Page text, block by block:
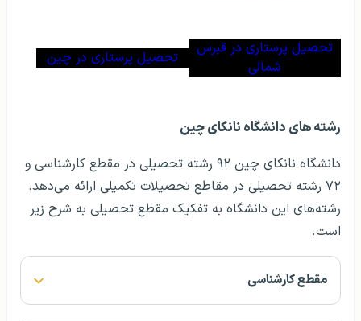
تحصیل پرستاری در قبرس
شمالی
تحصیل پرستاری در چین
رشته های دانشگاه نانکای چین
دانشگاه نانکای چین ۹۲ رشته تحصیلی در مقطع کارشناسی و
۷۲ رشته تحصیلی در مقاطع تحصیلات تکمیلی ارائه می‌دهد.
رشته‌های این دانشگاه به تفکیک مقطع تحصیلی به شرح زیر
است.
مقطع کارشناسی